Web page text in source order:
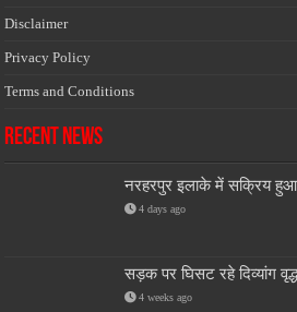
Disclaimer
Privacy Policy
Terms and Conditions
Recent News
नरहरपुर इलाके में सक्रिय
4 days ago
सड़क पर घिसट रहे दिव्यांग
4 weeks ago